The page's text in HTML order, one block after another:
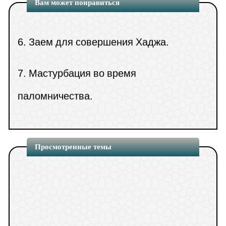
времени молитвы?
( Просмотры6757 )
Вам может понравиться
паломничества.
освобождение от обрядов Хаджа
словами «О Аллах, окончание моего
Просмотренные темы